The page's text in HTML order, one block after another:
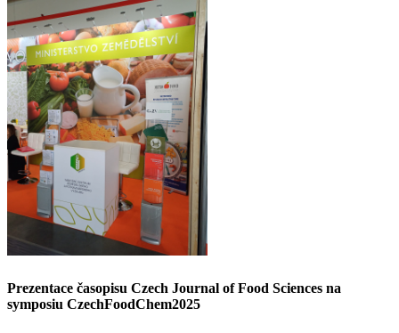
Prezentace časopisu Czech Journal of Food Sciences na
symposiu CzechFoodChem2025